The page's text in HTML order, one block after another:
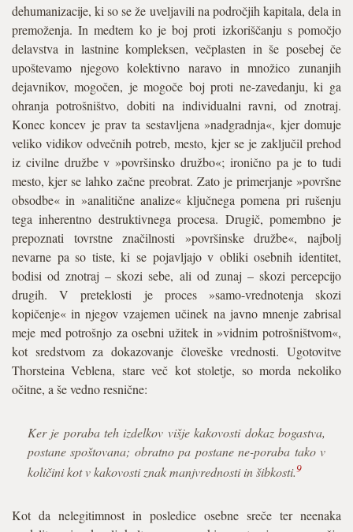
dehumanizacije, ki so se že uveljavili na področjih kapitala, dela in
premoženja. In medtem ko je boj proti izkoriščanju s pomočjo
delavstva in lastnine kompleksen, večplasten in še posebej če
upoštevamo njegovo kolektivno naravo in množico zunanjih
dejavnikov, mogočen, je mogoče boj proti ne-zavedanju, ki ga
ohranja potrošništvo, dobiti na individualni ravni, od znotraj.
Konec koncev je prav ta sestavljena »nadgradnja«, kjer domuje
veliko vidikov odvečnih potreb, mesto, kjer se je zaključil prehod
iz civilne družbe v »površinsko družbo«; ironično pa je to tudi
mesto, kjer se lahko začne preobrat. Zato je primerjanje »površne
obsodbe« in »analitične analize« ključnega pomena pri rušenju
tega inherentno destruktivnega procesa. Drugič, pomembno je
prepoznati tovrstne značilnosti »površinske družbe«, najbolj
nevarne pa so tiste, ki se pojavljajo v obliki osebnih identitet,
bodisi od znotraj – skozi sebe, ali od zunaj – skozi percepcijo
drugih. V preteklosti je proces »samo-vrednotenja skozi
kopičenje« in njegov vzajemen učinek na javno mnenje zabrisal
meje med potrošnjo za osebni užitek in »vidnim potrošništvom«,
kot sredstvom za dokazovanje človeške vrednosti. Ugotovitve
Thorsteina Veblena, stare več kot stoletje, so morda nekoliko
očitne, a še vedno resnične:
Ker je poraba teh izdelkov višje kakovosti dokaz bogastva,
postane spoštovana; obratno pa postane ne-poraba tako v
količini kot v kakovosti znak manjvrednosti in šibkosti.9
Kot da nelegitimnost in posledice osebne sreče ter neenaka